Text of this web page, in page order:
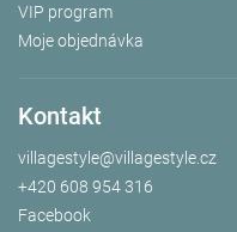
VIP program
Moje objednávka
Kontakt
villagestyle@villagestyle.cz
+420 608 954 316
Facebook